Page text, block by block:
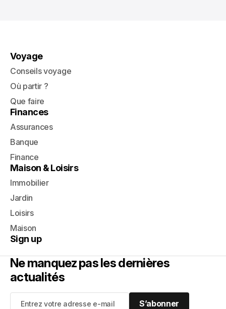
Voyage
Conseils voyage
Où partir ?
Que faire
Finances
Assurances
Banque
Finance
Maison & Loisirs
Immobilier
Jardin
Loisirs
Maison
Sign up
Ne manquez pas les dernières
actualités
S’abonner